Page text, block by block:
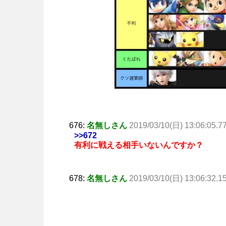
676: 名無しさん 2019/03/10(日)
>>672
有利に戦える相手いないんですか？
678: 名無しさん 2019/03/10(日)